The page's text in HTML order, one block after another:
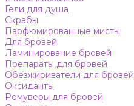
Гели для душа
Скрабы
Парфюмированные мисты
Для бровей
Ламинирование бровей
Препараты для бровей
Обезжириватели для бровей
Оксиданты
Ремуверы для бровей